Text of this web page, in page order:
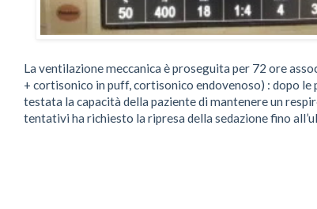
La ventilazione meccanica è proseguita per 72 ore
+ cortisonico in puff, cortisonico endovenoso) : dopo
testata la capacità della paziente di mantenere un
tentativi ha richiesto la ripresa della sedazione fino